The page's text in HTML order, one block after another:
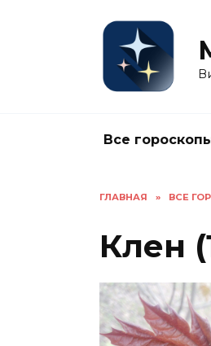
Все
ГЛАВНАЯ » ВСЕ
Клен